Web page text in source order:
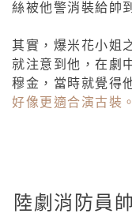
絲被他警消裝給帥
其實，爆米花小姐
就注意到他，在劇
穆金，當時就覺得
好像更適合演古裝。
陸劇消防員